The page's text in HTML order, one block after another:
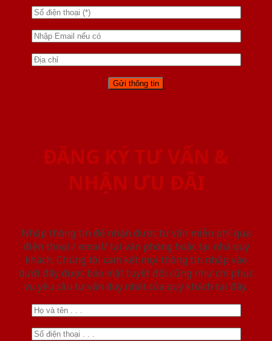
ĐĂNG KÝ TƯ VẤN &
NHẬN ƯU ĐÃI
Nhập thông tin để nhận được tư vấn miễn phí qua
điện thoại / email/ tại văn phòng hoặc tại nhà quý
khách. Chúng tôi cam kết mọi thông tin nhập vào
dưới đây được bảo mật tuyệt đối cũng như chỉ phục
vụ yêu cầu tư vấn duy nhất của quý khách tại đây.